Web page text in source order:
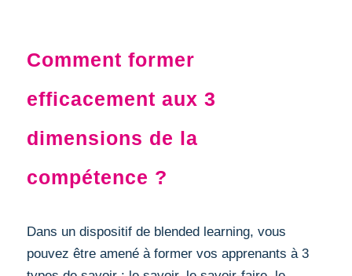
Comment former
efficacement aux 3
dimensions de la
compétence ?
Dans un dispositif de blended learning, vous
pouvez être amené à former vos apprenants à 3